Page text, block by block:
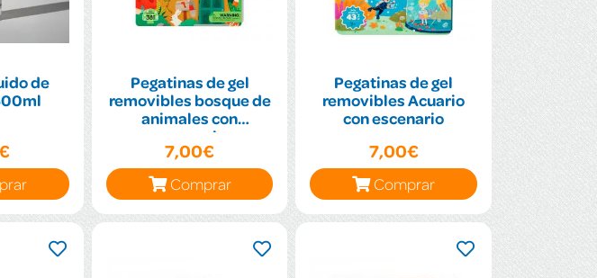
de
Pegatinas de gel
removibles bosque de
animales con
escenario
7,00€
Comprar
Pegatinas de gel
removibles Acuario
con escenario
7,00€
Comprar